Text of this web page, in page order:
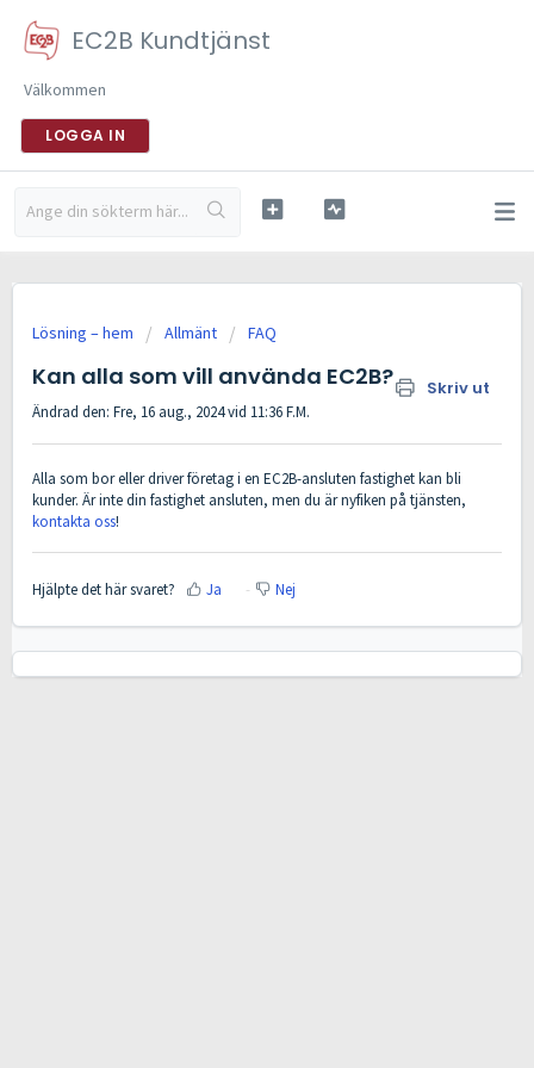
EC2B Kundtjänst
Välkommen
LOGGA IN
Lösning – hem Allmänt FAQ
Kan alla som vill använda EC2B? Skriv ut
Ändrad den: Fre, 16 aug., 2024 vid 11:36 F.M.
Alla som bor eller driver företag i en EC2B-ansluten fastighet kan bli
kunder. Är inte din fastighet ansluten, men du är nyfiken på tjänsten,
kontakta oss!
Hjälpte det här svaret? Ja Nej